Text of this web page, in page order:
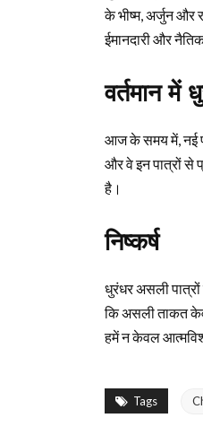
के भीष्म, अर्जुन और
ईमानदारी और
वर्तमान में
आज के समय में, नई
और वे इन पात्रों से
है।
निष्कर्ष
धुरंधर असली पात्रों
कि असली ताकत
हमें न केवल
Tags